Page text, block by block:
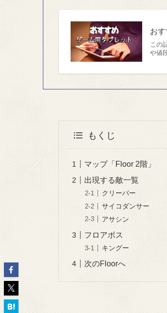
お
この
や値
もくじ
マップ「Floor 2階」
出現する敵一覧
クリーパー
サイコダンサー
アサシン
フロアボス
キングー
次のFloorへ